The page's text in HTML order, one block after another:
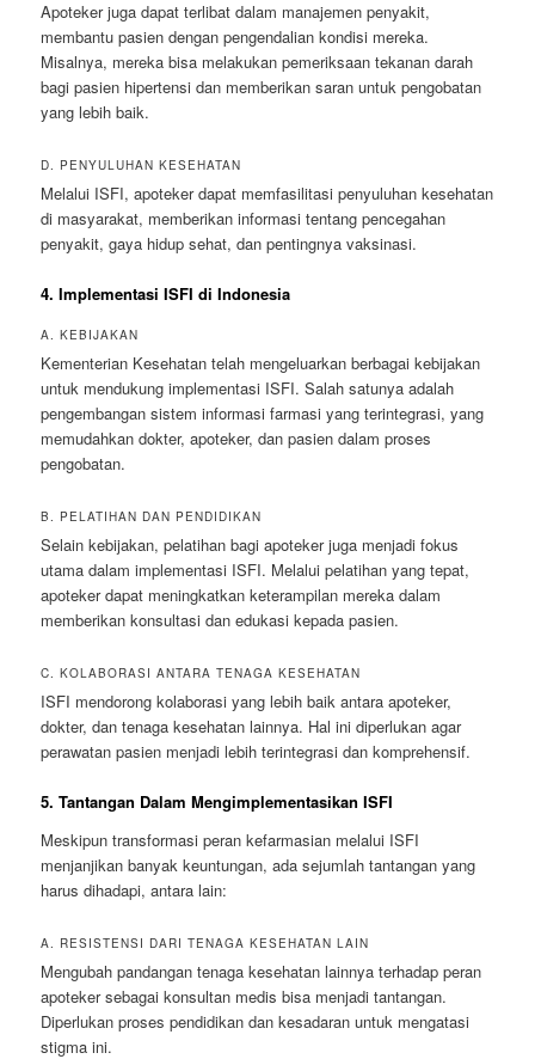
Apoteker juga dapat terlibat dalam manajemen penyakit,
membantu pasien dengan pengendalian kondisi mereka.
Misalnya, mereka bisa melakukan pemeriksaan tekanan darah
bagi pasien hipertensi dan memberikan saran untuk pengobatan
yang lebih baik.
D. PENYULUHAN KESEHATAN
Melalui ISFI, apoteker dapat memfasilitasi penyuluhan kesehatan
di masyarakat, memberikan informasi tentang pencegahan
penyakit, gaya hidup sehat, dan pentingnya vaksinasi.
4. Implementasi ISFI di Indonesia
A. KEBIJAKAN
Kementerian Kesehatan telah mengeluarkan berbagai kebijakan
untuk mendukung implementasi ISFI. Salah satunya adalah
pengembangan sistem informasi farmasi yang terintegrasi, yang
memudahkan dokter, apoteker, dan pasien dalam proses
pengobatan.
B. PELATIHAN DAN PENDIDIKAN
Selain kebijakan, pelatihan bagi apoteker juga menjadi fokus
utama dalam implementasi ISFI. Melalui pelatihan yang tepat,
apoteker dapat meningkatkan keterampilan mereka dalam
memberikan konsultasi dan edukasi kepada pasien.
C. KOLABORASI ANTARA TENAGA KESEHATAN
ISFI mendorong kolaborasi yang lebih baik antara apoteker,
dokter, dan tenaga kesehatan lainnya. Hal ini diperlukan agar
perawatan pasien menjadi lebih terintegrasi dan komprehensif.
5. Tantangan Dalam Mengimplementasikan ISFI
Meskipun transformasi peran kefarmasian melalui ISFI
menjanjikan banyak keuntungan, ada sejumlah tantangan yang
harus dihadapi, antara lain:
A. RESISTENSI DARI TENAGA KESEHATAN LAIN
Mengubah pandangan tenaga kesehatan lainnya terhadap peran
apoteker sebagai konsultan medis bisa menjadi tantangan.
Diperlukan proses pendidikan dan kesadaran untuk mengatasi
stigma ini.